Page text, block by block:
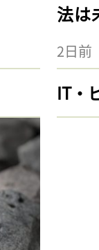
法は
2日前
IT・